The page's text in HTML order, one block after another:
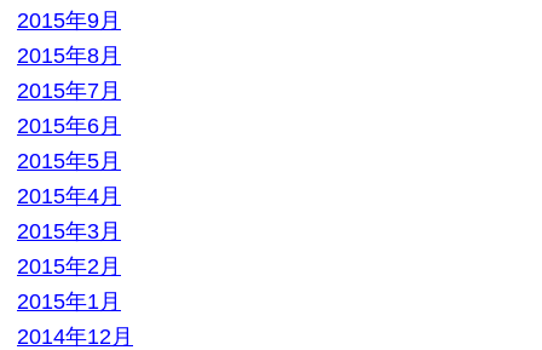
2013年12月
2013年10月
2013年9月
カテゴリー
BL本
参考書
専門書
教材・教科書
未分類
洋書
漫画